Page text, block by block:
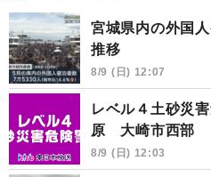
宮城県内の外国
推移
8/9 (日) 12:07
レベル４土砂災
原 大崎市西部
8/9 (日) 12:03